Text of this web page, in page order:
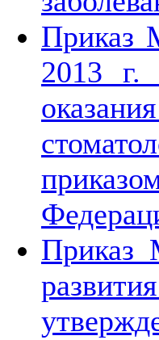
Приказ
2013 г.
Приказ